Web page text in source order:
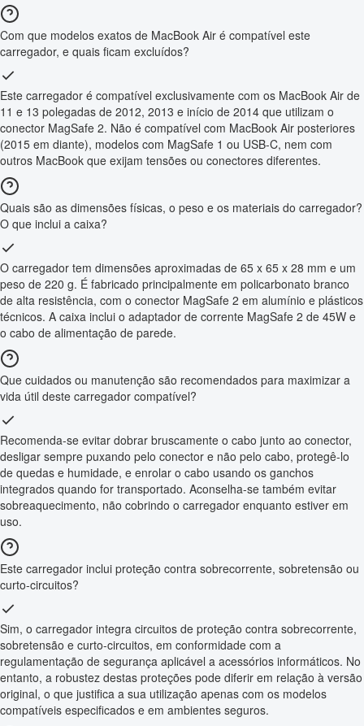
Com que modelos exatos de MacBook Air é compatível este
carregador, e quais ficam excluídos?
Este carregador é compatível exclusivamente com os MacBook Air de
11 e 13 polegadas de 2012, 2013 e início de 2014 que utilizam o
conector MagSafe 2. Não é compatível com MacBook Air posteriores
(2015 em diante), modelos com MagSafe 1 ou USB-C, nem com
outros MacBook que exijam tensões ou conectores diferentes.
Quais são as dimensões físicas, o peso e os materiais do carregador?
O que inclui a caixa?
O carregador tem dimensões aproximadas de 65 x 65 x 28 mm e um
peso de 220 g. É fabricado principalmente em policarbonato branco
de alta resistência, com o conector MagSafe 2 em alumínio e plásticos
técnicos. A caixa inclui o adaptador de corrente MagSafe 2 de 45W e
o cabo de alimentação de parede.
Que cuidados ou manutenção são recomendados para maximizar a
vida útil deste carregador compatível?
Recomenda-se evitar dobrar bruscamente o cabo junto ao conector,
desligar sempre puxando pelo conector e não pelo cabo, protegê-lo
de quedas e humidade, e enrolar o cabo usando os ganchos
integrados quando for transportado. Aconselha-se também evitar
sobreaquecimento, não cobrindo o carregador enquanto estiver em
uso.
Este carregador inclui proteção contra sobrecorrente, sobretensão ou
curto-circuitos?
Sim, o carregador integra circuitos de proteção contra sobrecorrente,
sobretensão e curto-circuitos, em conformidade com a
regulamentação de segurança aplicável a acessórios informáticos. No
entanto, a robustez destas proteções pode diferir em relação à versão
original, o que justifica a sua utilização apenas com os modelos
compatíveis especificados e em ambientes seguros.